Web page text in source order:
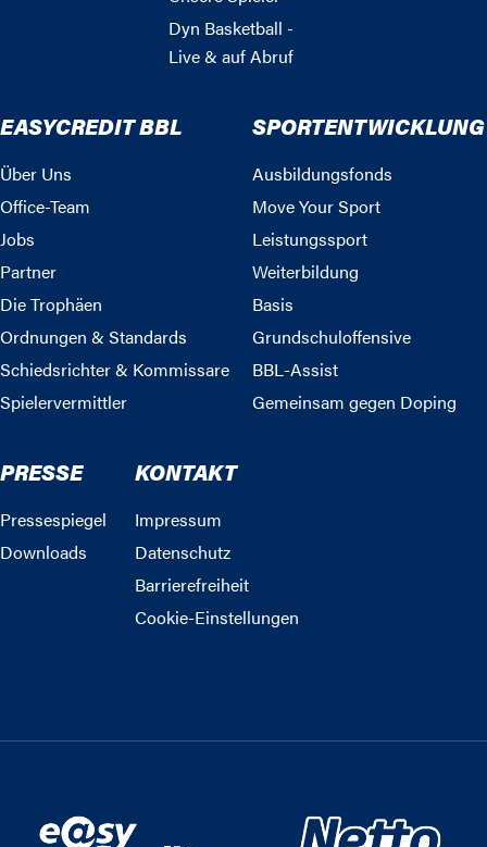
Dyn Basketball -
Live & auf Abruf
EASYCREDIT BBL
Über Uns
Office-Team
Jobs
Partner
Die Trophäen
Ordnungen & Standards
Schiedsrichter & Kommissare
Spielervermittler
SPORTENTWICKLUNG
Ausbildungsfonds
Move Your Sport
Leistungssport
Weiterbildung
Basis
Grundschuloffensive
BBL-Assist
Gemeinsam gegen Doping
PRESSE
Pressespiegel
Downloads
KONTAKT
Impressum
Datenschutz
Barrierefreiheit
Cookie-Einstellungen